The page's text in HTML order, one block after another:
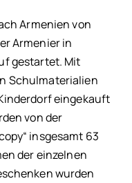
Armenien von
Armenier in
gestartet. Mit
Schulmaterialien
eingekauft
von der
insgesamt 63
der einzelnen
wurden